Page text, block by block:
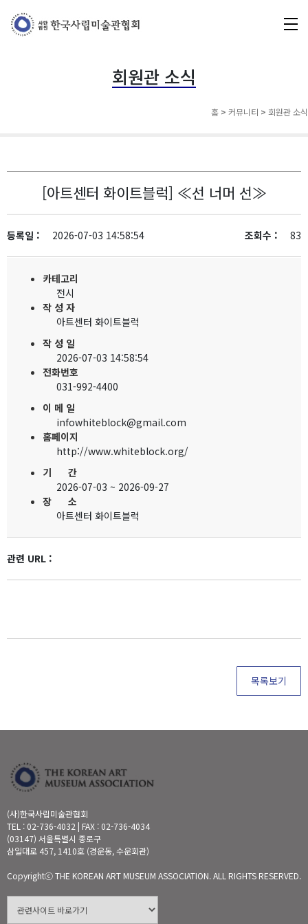
회원관 소식
홈 > 커뮤니티 > 회원관 소식
[아트센터 화이트블럭] ≪선 너머 선≫
등록일 : 2026-07-03 14:58:54 조회수 : 83
카테고리
전시
작 성 자
아트센터 화이트블럭
작 성 일
2026-07-03 14:58:54
전화번호
031-992-4400
이 메 일
infowhiteblock@gmail.com
홈페이지
http://www.whiteblock.org/
기 간
2026-07-03 ~ 2026-09-27
장 소
아트센터 화이트블럭
관련 URL :
목록보기
(사)한국사립미술관협회
TEL : 02-736-4032 | FAX : 02-736-4034
(03147) 서울특별시 종로구
삼일대로 457, 1410호 (경운동, 수운회관)
Copyrightⓒ THE KOREAN ART MUSEUM ASSOCIATION. ALL RIGHTS RESERVED.